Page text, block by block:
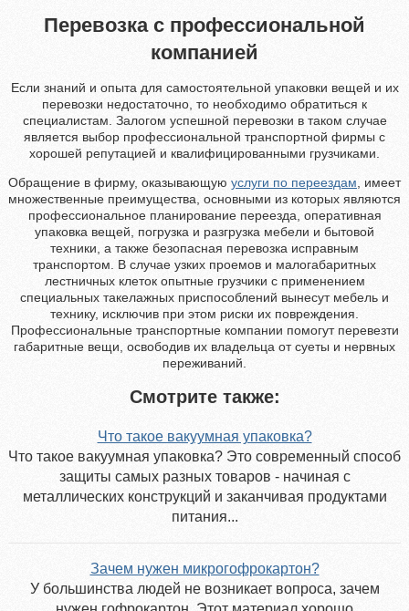
Перевозка с профессиональной
компанией
Если знаний и опыта для самостоятельной упаковки вещей и их
перевозки недостаточно, то необходимо обратиться к
специалистам. Залогом успешной перевозки в таком случае
является выбор профессиональной транспортной фирмы с
хорошей репутацией и квалифицированными грузчиками.
Обращение в фирму, оказывающую услуги по переездам , имеет
множественные преимущества, основными из которых являются
профессиональное планирование переезда, оперативная
упаковка вещей, погрузка и разгрузка мебели и бытовой
техники, а также безопасная перевозка исправным
транспортом. В случае узких проемов и малогабаритных
лестничных клеток опытные грузчики с применением
специальных такелажных приспособлений вынесут мебель и
технику, исключив при этом риски их повреждения.
Профессиональные транспортные компании помогут перевезти
габаритные вещи, освободив их владельца от суеты и нервных
переживаний.
Смотрите также:
Что такое вакуумная упаковка?
Что такое вакуумная упаковка? Это современный способ
защиты самых разных товаров - начиная с
металлических конструкций и заканчивая продуктами
питания...
Зачем нужен микрогофрокартон?
У большинства людей не возникает вопроса, зачем